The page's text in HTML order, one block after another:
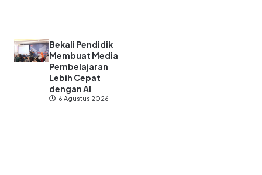
Bekali Pendidik
Membuat Media
Pembelajaran
Lebih Cepat
dengan AI
6 Agustus 2026